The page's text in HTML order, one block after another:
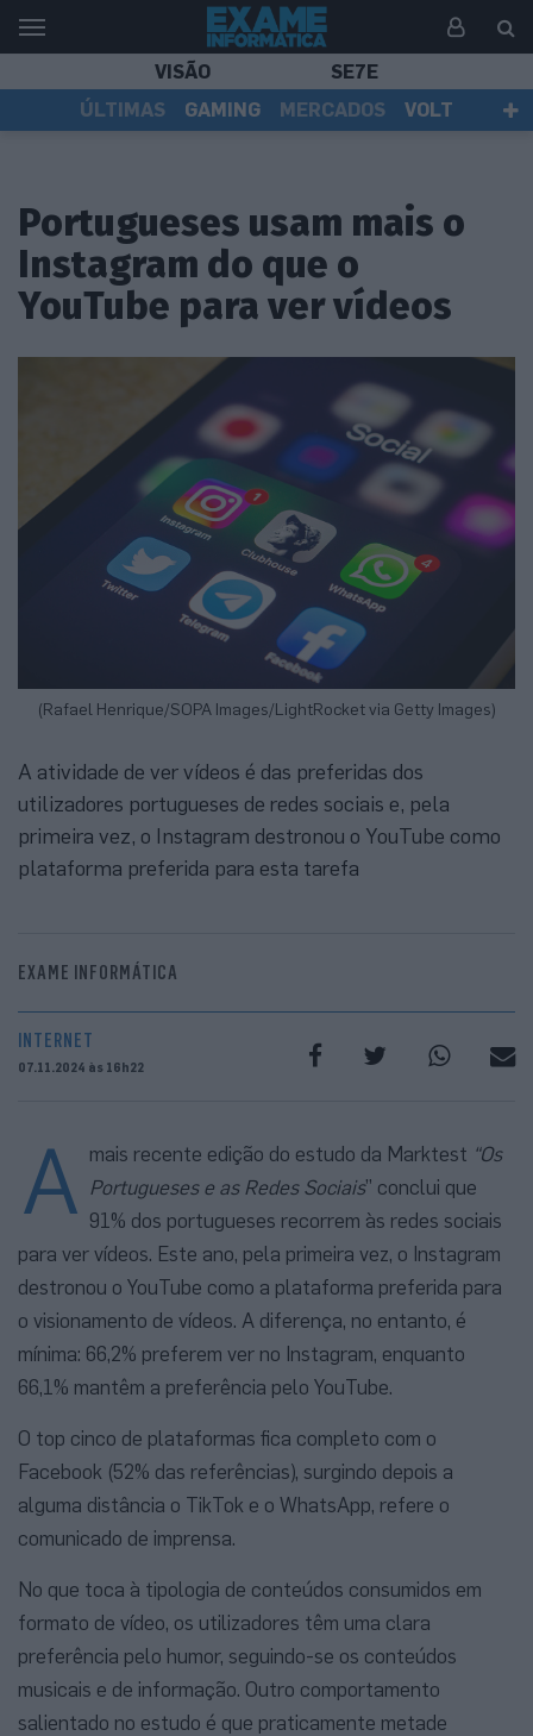
VISÃO
SE7E
ÚLTIMAS
GAMING MERCADOS
VOLT
Portugueses usam mais o
Instagram do que o
YouTube para ver vídeos
(Rafael Henrique/SOPA Images/LightRocket via Getty Images)
A atividade de ver vídeos é das preferidas dos
utilizadores portugueses de redes sociais e, pela
primeira vez, o Instagram destronou o YouTube como
plataforma preferida para esta tarefa
EXAME INFORMÁTICA
INTERNET
07.11.2024 às 16h22
A mais recente edição do estudo da Marktest “Os
Portugueses e as Redes Sociais” conclui que
91% dos portugueses recorrem às redes sociais
para ver vídeos. Este ano, pela primeira vez, o Instagram
destronou o YouTube como a plataforma preferida para
o visionamento de vídeos. A diferença, no entanto, é
mínima: 66,2% preferem ver no Instagram, enquanto
66,1% mantêm a preferência pelo YouTube.
O top cinco de plataformas fica completo com o
Facebook (52% das referências), surgindo depois a
alguma distância o TikTok e o WhatsApp, refere o
comunicado de imprensa.
No que toca à tipologia de conteúdos consumidos em
formato de vídeo, os utilizadores têm uma clara
preferência pelo humor, seguindo-se os conteúdos
musicais e de informação. Outro comportamento
salientado no estudo é que praticamente metade